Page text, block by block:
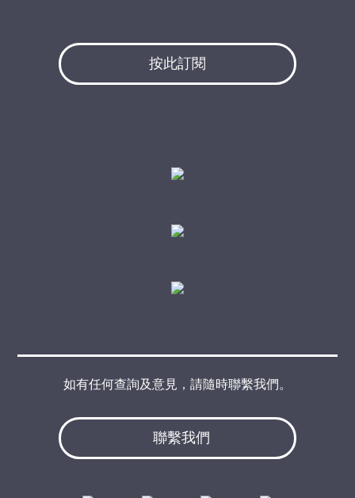
按此訂閱
聯繫我們
如有任何查詢及意見，請隨時聯繫我們。